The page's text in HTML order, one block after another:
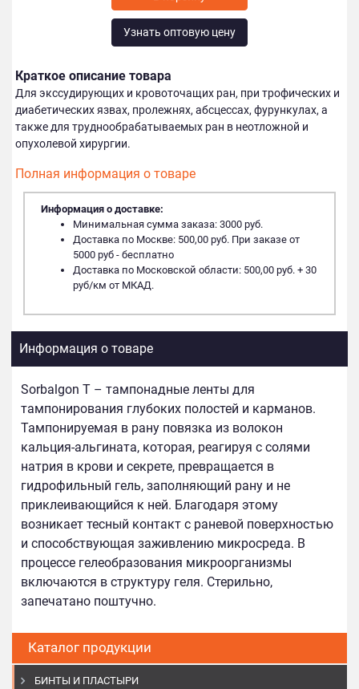
Каталог продукции
БИНТЫ И ПЛАСТЫРИ
Узнать оптовую цену
Краткое описание товара
Для экссудирующих и кровоточащих ран, при трофических и
диабетических язвах, пролежнях, абсцессах, фурункулах, а
также для труднообрабатываемых ран в неотложной и
опухолевой хирургии.
Полная информация о товаре
Информация о доставке:
Минимальная сумма заказа: 3000 руб.
Доставка по Москве: 500,00 руб. При заказе от
5000 руб - бесплатно
Доставка по Московской области: 500,00 руб. + 30
руб/км от МКАД.
Информация о товаре
Sorbalgon T – тампонадные ленты для
тампонирования глубоких полостей и карманов.
Тампонируемая в рану повязка из волокон
кальция-альгината, которая, реагируя с солями
натрия в крови и секрете, превращается в
гидрофильный гель, заполняющий рану и не
приклеивающийся к ней. Благодаря этому
возникает тесный контакт с раневой поверхностью
и способствующая заживлению микросреда. В
процессе гелеобразования микроорганизмы
включаются в структуру геля. Стерильно,
запечатано поштучно.